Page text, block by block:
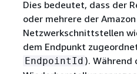
Dies bedeutet, dass der
oder mehrere der Amazon
Netzwerkschnittstellen
dem Endpunkt
EndpointId ). Während